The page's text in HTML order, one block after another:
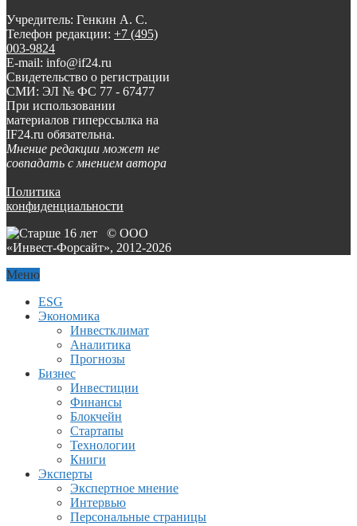
Учредитель: Генкин А. С.
Телефон редакции: +7 (495)
003-9824
E-mail: info@if24.ru
Свидетельство о регистрации
СМИ: ЭЛ № ФС 77 - 67477
При использовании
материалов гиперссылка на
IF24.ru обязательна.
Мнение редакции может не
совпадать с мнением автора
Политика
конфиденциальности
© ООО
«Инвест-Форсайт», 2012-2026
Меню
ESG
Экономика
Инвестклимат
Аналитика
Прогнозы
Бизнес
Инвестиции
Финансы
Блокчейн
Стартапы
Технологии
Книги
Эксперты
Экспертное мнение
Интервью
Персональные страницы